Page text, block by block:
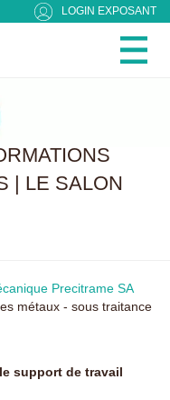
LOGIN EXPOSANT
| LE SALON
Precitrame SA
métaux - sous traitance
support de travail